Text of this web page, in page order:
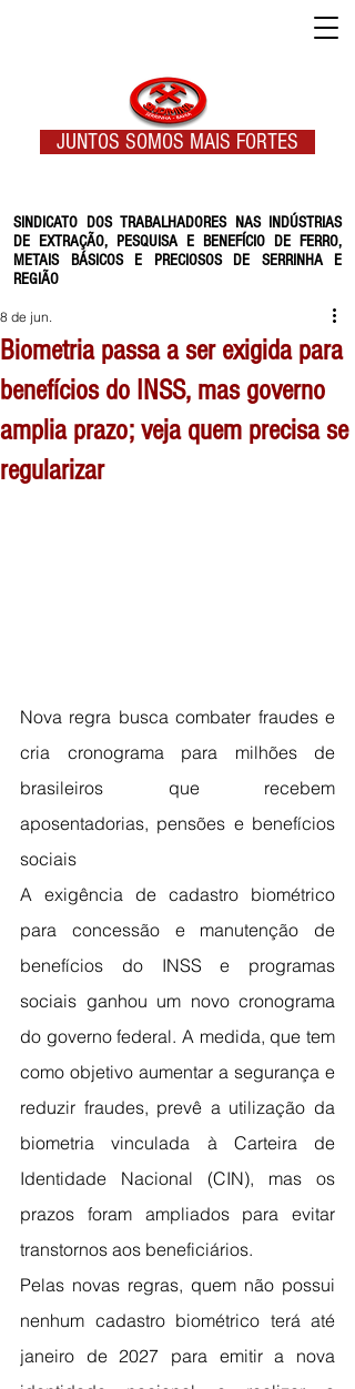
SINDICATO DOS TRABALHADORES NAS INDÚSTRIAS
DE EXTRAÇÃO, PESQUISA E BENEFÍCIO DE FERRO,
METAIS BÁSICOS E PRECIOSOS DE SERRINHA E
REGIÃO
JUNTOS SOMOS MAIS FORTES
Biometria passa a ser exigida para
benefícios do INSS, mas governo
amplia prazo; veja quem precisa se
regularizar
8 de jun.
Nova regra busca combater fraudes e
cria cronograma para milhões de
brasileiros que recebem
aposentadorias, pensões e benefícios
sociais
A exigência de cadastro biométrico
para concessão e manutenção de
benefícios do INSS e programas
sociais ganhou um novo cronograma
do governo federal. A medida, que tem
como objetivo aumentar a segurança e
reduzir fraudes, prevê a utilização da
biometria vinculada à Carteira de
Identidade Nacional (CIN), mas os
prazos foram ampliados para evitar
transtornos aos beneficiários.
Pelas novas regras, quem não possui
nenhum cadastro biométrico terá até
janeiro de 2027 para emitir a nova